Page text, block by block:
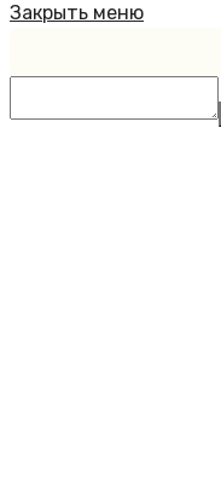
Закрыть меню